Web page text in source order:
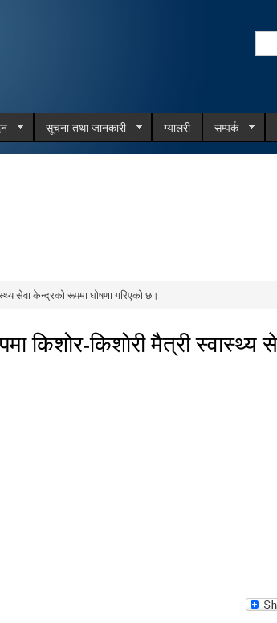
सूचना तथा जानकारी ग्यालरी सम्पर्क
सेवा केन्द्रको रूपमा घोषणा गरिएको छ।
किशोर-किशोरी मैत्री स्वास्थ्य